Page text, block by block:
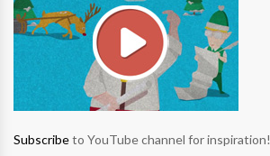
Subscribeto YouTube channel for inspiration!